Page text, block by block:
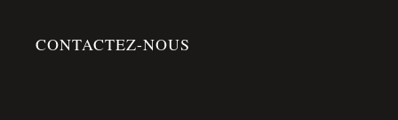
CONTACTEZ-NOUS